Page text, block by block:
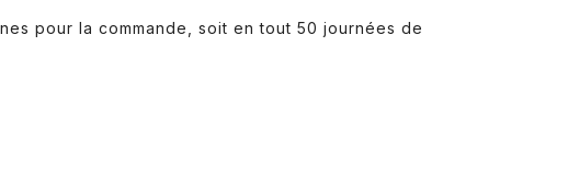
pour la commande, soit en tout 50 journées de